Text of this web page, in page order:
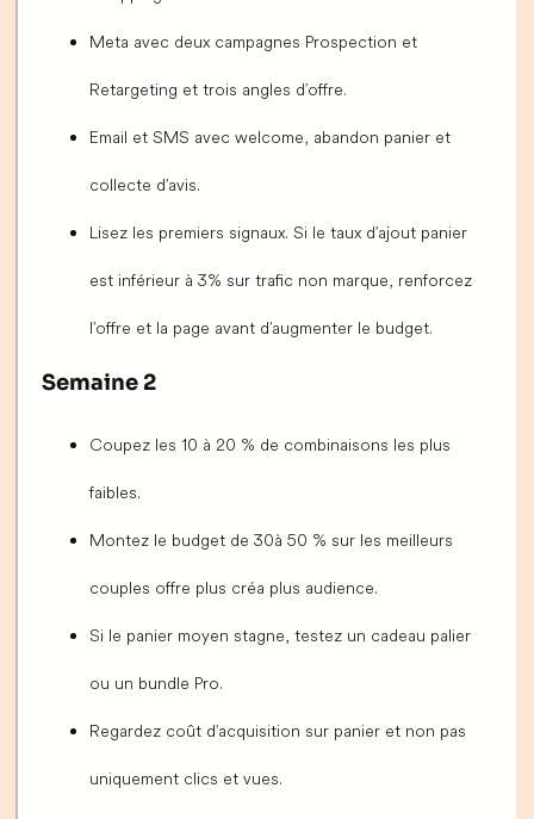
Meta avec deux campagnes Prospection et
Retargeting et trois angles d’offre.
Email et SMS avec welcome, abandon panier et
collecte d’avis.
Lisez les premiers signaux. Si le taux d’ajout panier
est inférieur à 3% sur trafic non marque, renforcez
l’offre et la page avant d’augmenter le budget.
Semaine 2
Coupez les 10 à 20 % de combinaisons les plus
faibles.
Montez le budget de 30 à 50 % sur les meilleurs
couples offre plus créa plus audience.
Si le panier moyen stagne, testez un cadeau palier
ou un bundle Pro.
Regardez coût d’acquisition sur panier et non pas
uniquement clics et vues.